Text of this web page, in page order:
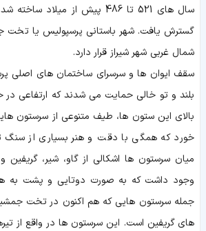
سال های 521 تا 486 پیش از
شمال غربی شهر شیراز قرار دارد.
سقف ایوان ها و سرسرای ساختمان های اصلی
بالای این ستون ها، طیف متنوعی از سرستون
خورد که همگی با دقت و هنر بسیاری از سنگ
میان سرستون ها اشکالی از گاو، شیر، گریفین
وجود داشت که به صورت دوتایی و پشت به
جمله سرستون هایی که هم اکنون در تخت
های گریفین است. این سرستون ها در واقع از